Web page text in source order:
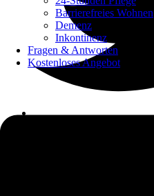
Barrierefreies Wohnen
Demenz
Inkontinenz
Fragen & Antworten
Kostenloses Angebot